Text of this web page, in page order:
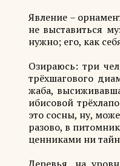
Явление –
не выставиться
нужно; его, как
Озираюсь: три
трёхшагового
жаба,
ибисовой
это сосны, ну,
разово, в
ценниками ни